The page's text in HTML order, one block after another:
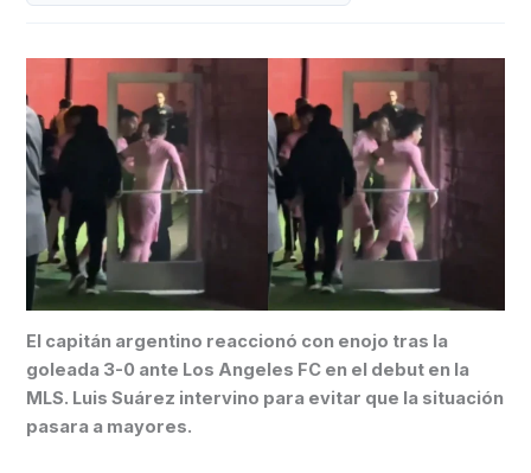
El capitán argentino reaccionó con enojo tras la
goleada 3-0 ante Los Angeles FC en el debut en la
MLS. Luis Suárez intervino para evitar que la situación
pasara a mayores.